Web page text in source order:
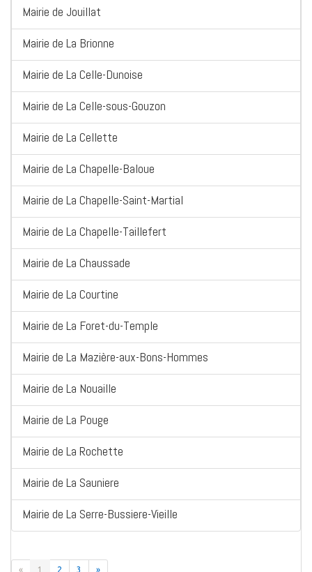
Mairie de Jouillat
Mairie de La Brionne
Mairie de La Celle-Dunoise
Mairie de La Celle-sous-Gouzon
Mairie de La Cellette
Mairie de La Chapelle-Baloue
Mairie de La Chapelle-Saint-Martial
Mairie de La Chapelle-Taillefert
Mairie de La Chaussade
Mairie de La Courtine
Mairie de La Foret-du-Temple
Mairie de La Mazière-aux-Bons-Hommes
Mairie de La Nouaille
Mairie de La Pouge
Mairie de La Rochette
Mairie de La Sauniere
Mairie de La Serre-Bussiere-Vieille
« 1 2 3 »